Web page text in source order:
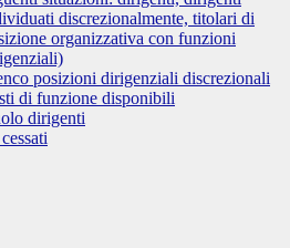
discrezionalmente, titolari di
organizzativa con funzioni
posizioni dirigenziali discrezionali
di funzione disponibili
dirigenti